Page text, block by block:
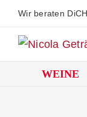
Zum
springen
Wir beraten
WEINE